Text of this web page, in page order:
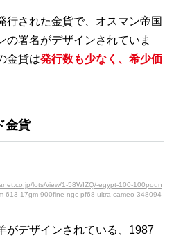
行された金貨で、オスマン帝国
の署名がデザインされていま
金貨は発行数も少なく、希少価
金貨
lots/view/1-58WIZQ/-egypt-100-100poun
613-17gm-900fine-ngc-pf68-ultra-cameo-348094
がデザインされている、1987